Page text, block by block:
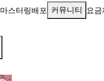
마스터링배포 커뮤니티 요금